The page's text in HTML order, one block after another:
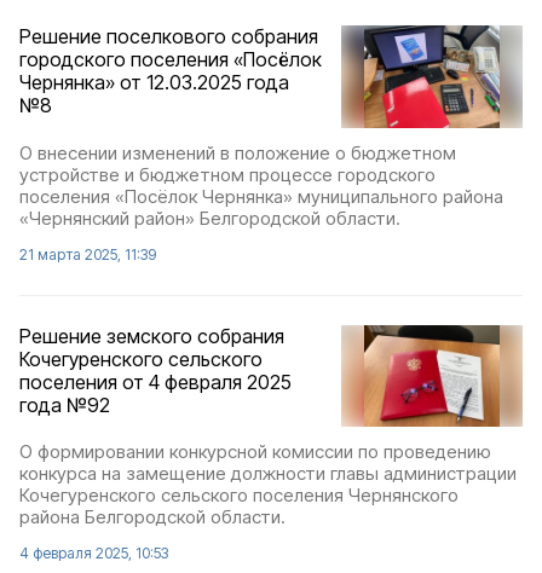
Решение поселкового собрания
городского поселения «Посёлок
Чернянка» от 12.03.2025 года
№8
О внесении изменений в положение о бюджетном
устройстве и бюджетном процессе городского
поселения «Посёлок Чернянка» муниципального района
«Чернянский район» Белгородской области.
21 марта 2025, 11:39
Решение земского собрания
Кочегуренского сельского
поселения от 4 февраля 2025
года №92
О формировании конкурсной комиссии по проведению
конкурса на замещение должности главы администрации
Кочегуренского сельского поселения Чернянского
района Белгородской области.
4 февраля 2025, 10:53